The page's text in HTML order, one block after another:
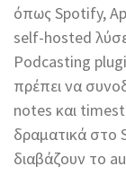
όπως Spotify,
self-hosted
Podcasting
πρέπει να
notes και
δραματικά στο
διαβάζουν το